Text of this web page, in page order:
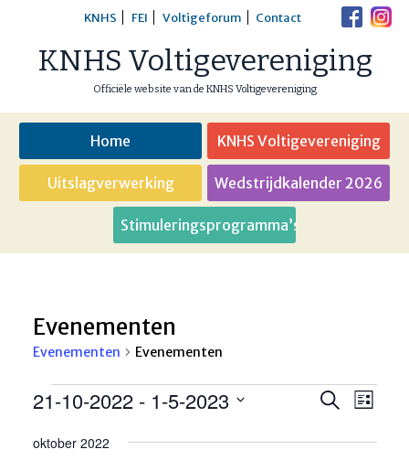
content
KNHS FEI Voltigeforum Contact
KNHS Voltigevereniging
Officiële website van de KNHS Voltigevereniging
Home KNHS Voltigevereniging
Uitslagverwerking Wedstrijdkalender 2026
Stimuleringsprogramma’s
Evenementen
Evenementen Evenementen
Evenementen
Zoeken
Zoeken
Lijst
21-10-2022 - 1-5-2023
een
oktober 2022